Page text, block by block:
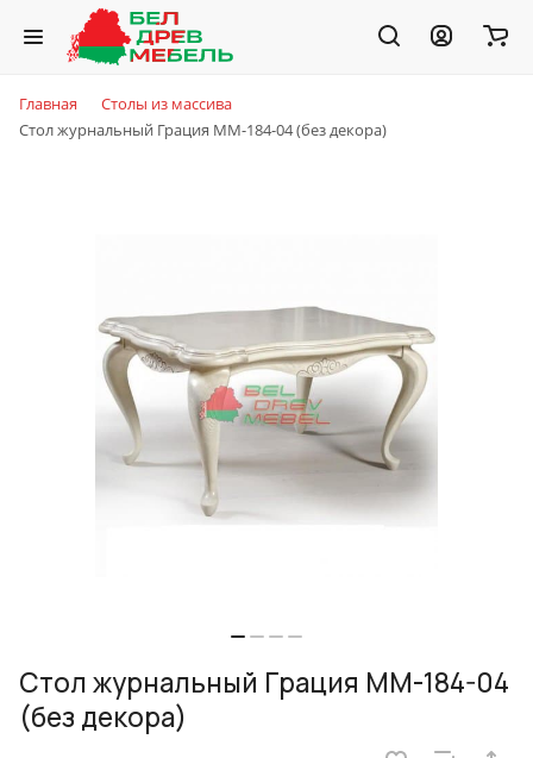
Главная
Столы из массива
Стол журнальный Грация ММ-184-04 (без декора)
Стол журнальный Грация ММ-184-04
(без декора)